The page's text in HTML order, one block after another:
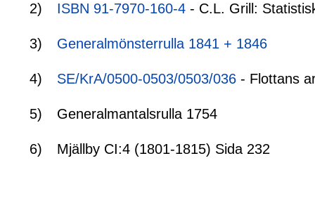
2) ISBN 91-7970-160-4 - C.L. Grill:
3) Generalmönsterrulla 1841 + 1846
4) SE/KrA/0500-0503/0503/036 - Flottans
5) Generalmantalsrulla 1754
6) Mjällby CI:4 (1801-1815) Sida 232